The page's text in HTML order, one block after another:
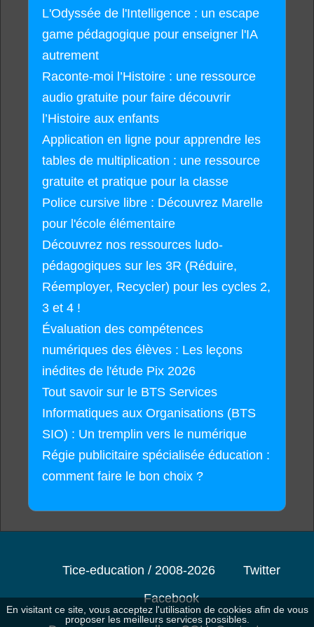
L'Odyssée de l'Intelligence : un escape
game pédagogique pour enseigner l'IA
autrement
Raconte-moi l’Histoire : une ressource
audio gratuite pour faire découvrir
l’Histoire aux enfants
Application en ligne pour apprendre les
tables de multiplication : une ressource
gratuite et pratique pour la classe
Police cursive libre : Découvrez Marelle
pour l'école élémentaire
Découvrez nos ressources ludo-
pédagogiques sur les 3R (Réduire,
Réemployer, Recycler) pour les cycles 2,
3 et 4 !
Évaluation des compétences
numériques des élèves : Les leçons
inédites de l'étude Pix 2026
Tout savoir sur le BTS Services
Informatiques aux Organisations (BTS
SIO) : Un tremplin vers le numérique
Régie publicitaire spécialisée éducation :
comment faire le bon choix ?
Tice-education / 2008-2026
Twitter
Facebook
En visitant ce site, vous acceptez l'utilisation de cookies afin de vous
proposer les meilleurs services possibles.